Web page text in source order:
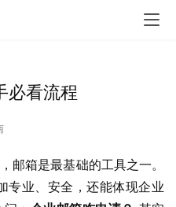
必看流程
邮箱是最基础的工具之一。
专业、安全，还能体现企业